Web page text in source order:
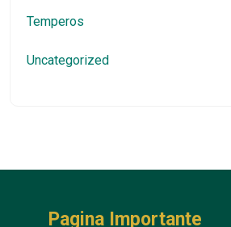
Temperos
Uncategorized
Pagina Importante